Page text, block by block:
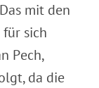
mit den
sich
Pech,
da die